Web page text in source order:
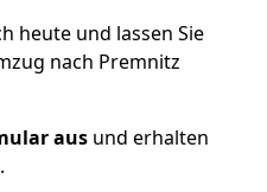
heute und lassen Sie
nach Premnitz
aus und erhalten